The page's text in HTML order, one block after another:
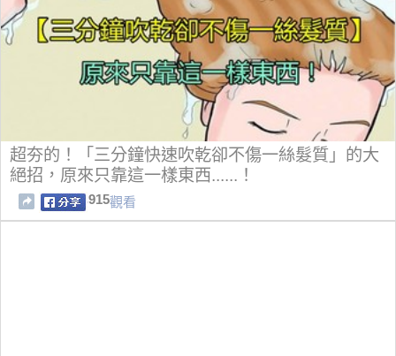
超夯的！「三分鐘快速吹乾卻不傷一絲髮質」的大
絕招，原來只靠這一樣東西......！
915觀看